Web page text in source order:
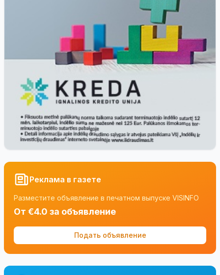
Реклама в газете
Разместите объявление в печатном выпуске VISINFO
От €4.0 за объявление
Подать объявление